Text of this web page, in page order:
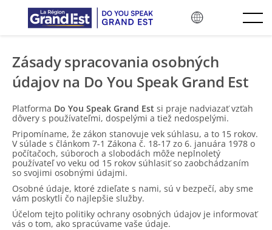
Preskočiť na hlavný obsah
Zásady spracovania osobných
údajov na Do You Speak Grand Est
Platforma Do You Speak Grand Est si praje nadviazať vzťah
dôvery s používateľmi, dospelými a tiež nedospelými.
Pripomíname, že zákon stanovuje vek súhlasu, a to 15 rokov.
V súlade s článkom 7-1 Zákona č. 18-17 zo 6. januára 1978 o
počítačoch, súboroch a slobodách môže neplnoletý
používateľ vo veku od 15 rokov súhlasiť so zaobchádzaním
so svojimi osobnými údajmi.
Osobné údaje, ktoré zdieľate s nami, sú v bezpečí, aby sme
vám poskytli čo najlepšie služby.
Účelom tejto politiky ochrany osobných údajov je informovať
vás o tom, ako spracúvame vaše údaje.